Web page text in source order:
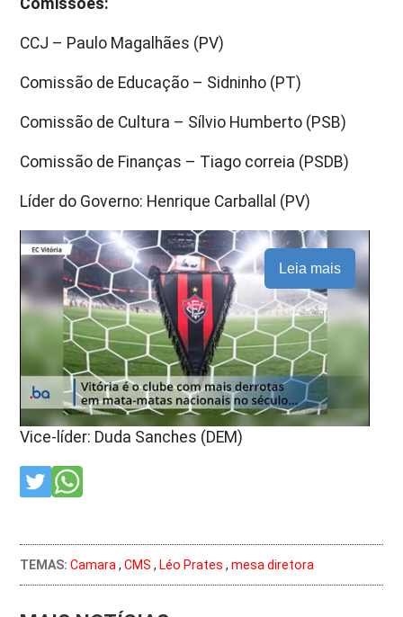
CCJ – Paulo Magalhães (PV)
Comissão de Educação – Sidninho (PT)
Comissão de Cultura – Sílvio Humberto (PSB)
Comissão de Finanças – Tiago correia (PSDB)
Líder do Governo: Henrique Carballal (PV)
Leia mais
Vice-líder: Duda Sanches (DEM)
TEMAS: Camara ,CMS , Léo Prates ,mesa diretora